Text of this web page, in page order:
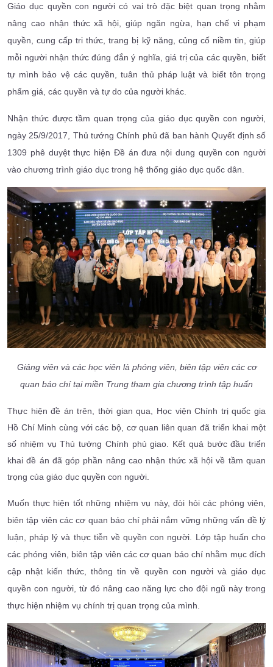
Giáo dục quyền con người có vai trò đặc biệt quan trọng nhằm
nâng cao nhận thức xã hội, giúp ngăn ngừa, hạn chế vi phạm
quyền, cung cấp tri thức, trang bị kỹ năng, củng cố niềm tin, giúp
mỗi người nhận thức đúng đắn ý nghĩa, giá trị của các quyền, biết
tự mình bảo vệ các quyền, tuân thủ pháp luật và biết tôn trọng
phẩm giá, các quyền và tự do của người khác.
Nhận thức được tầm quan trọng của giáo dục quyền con người,
ngày 25/9/2017, Thủ tướng Chính phủ đã ban hành Quyết định số
1309 phê duyệt thực hiện Đề án đưa nội dung quyền con người
vào chương trình giáo dục trong hệ thống giáo dục quốc dân.
Giảng viên và các học viên là phóng viên, biên tập viên các cơ
quan báo chí tại miền Trung tham gia chương trình tập huấn
Thực hiện đề án trên, thời gian qua, Học viện Chính trị quốc gia
Hồ Chí Minh cùng với các bộ, cơ quan liên quan đã triển khai một
số nhiệm vụ Thủ tướng Chính phủ giao. Kết quả bước đầu triển
khai đề án đã góp phần nâng cao nhận thức xã hội về tầm quan
trọng của giáo dục quyền con người.
Muốn thực hiện tốt những nhiệm vụ này, đòi hỏi các phóng viên,
biên tập viên các cơ quan báo chí phải nắm vững những vấn đề lý
luận, pháp lý và thực tiễn về quyền con người. Lớp tập huấn cho
các phóng viên, biên tập viên các cơ quan báo chí nhằm mục đích
cập nhật kiến thức, thông tin về quyền con người và giáo dục
quyền con người, từ đó nâng cao năng lực cho đội ngũ này trong
thực hiện nhiệm vụ chính trị quan trọng của mình.